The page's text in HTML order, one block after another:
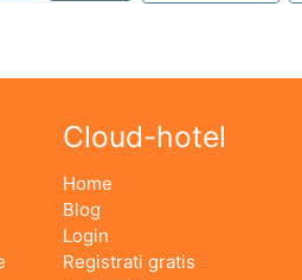
Cloud-hotel
Home
Blog
Login
Registrati gratis